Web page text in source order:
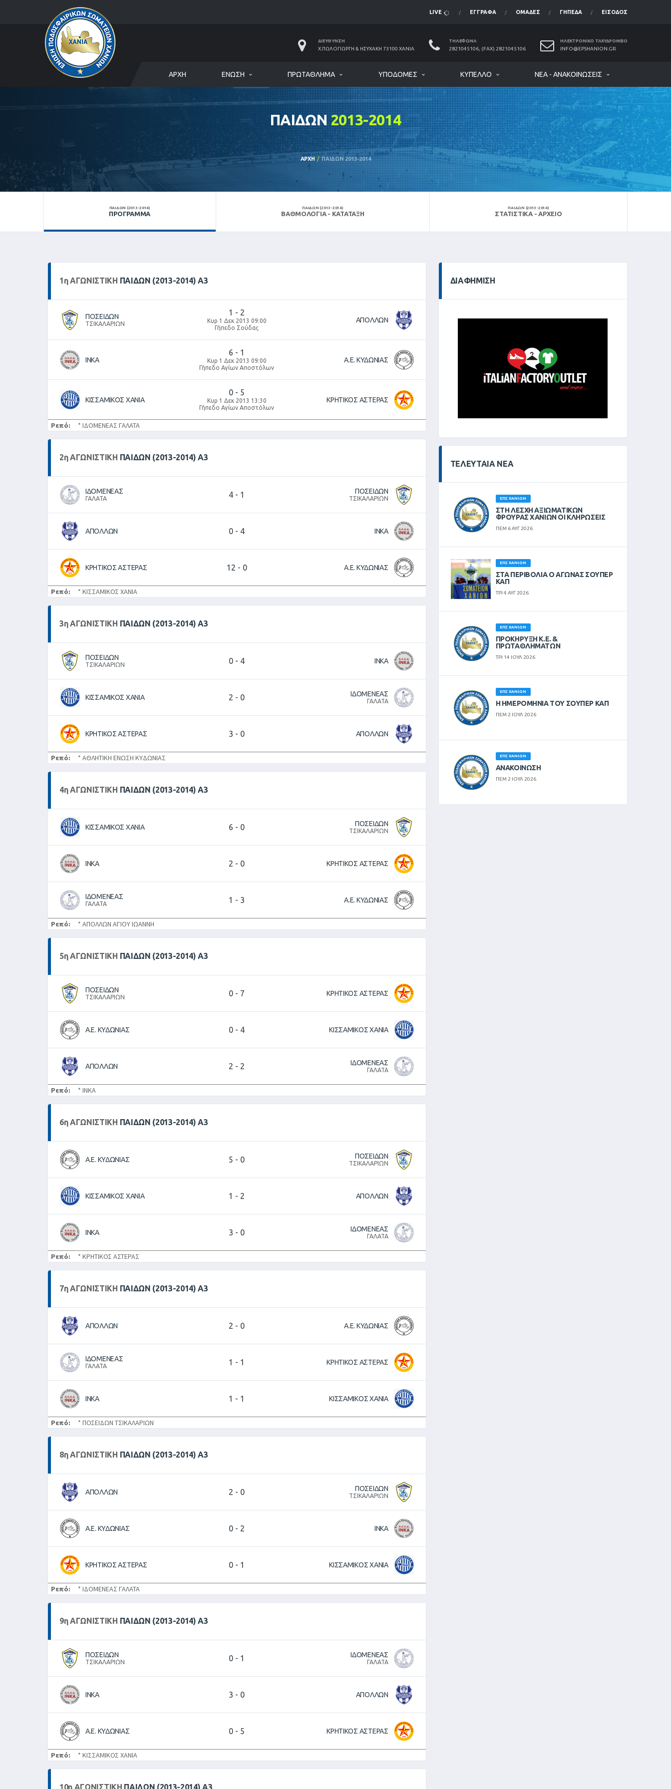
LIVE ΈΓΓΡΑΦΑ ΟΜΆΔΕΣ ΓΉΠΕΔΑ ΕΊΣΟΔΟΣ
ΔΙΕΎΘΥΝΣΗ
Χ.ΠΩΛΟΓΙΏΡΓΗ & ΗΣΥΧΆΚΗ 73100 ΧΑΝΙΆ
ΤΗΛΈΦΩΝΑ
2821045106, (FAX) 2821045106
ΗΛΕΚΤΡΟΝΙΚΌ ΤΑΧΥΔΡΟΜΕΊΟ
INFO@EPSHANION.GR
ΑΡΧΉ ΈΝΩΣΗ ΠΡΩΤΆΘΛΗΜΑ ΥΠΟΔΟΜΈΣ ΚΎΠΕΛΛΟ ΝΈΑ - ΑΝΑΚΟΙΝΏΣΕΙΣ
ΠΑΙΔΩΝ2013-2014
ΑΡΧΉ ΠΑΙΔΩΝ 2013-2014
ΠΑΙΔΩΝ (2013-2014)
ΠΡΌΓΡΑΜΜΑ
ΠΑΙΔΩΝ (2013-2014)
ΒΑΘΜΟΛΟΓΊΑ - ΚΑΤΆΤΑΞΗ
ΠΑΙΔΩΝ (2013-2014)
ΣΤΑΤΙΣΤΙΚΆ - ΑΡΧΕΊΟ
1ηΑΓΩΝΙΣΤΙΚΉ ΠΑΙΔΩΝ (2013-2014) Α3
ΠΟΣΕΙΔΩΝ
ΤΣΙΚΑΛΑΡΙΩΝ
1 - 2
Κυρ 1 Δεκ 2013 09:00
Γήπεδο Σούδας
ΑΠΟΛΛΩΝ
ΙΝΚΑ
6 - 1
Κυρ 1 Δεκ 2013 09:00
Γήπεδο Αγίων Αποστόλων
Α.Ε. ΚΥΔΩΝΙΑΣ
ΚΙΣΣΑΜΙΚΟΣ ΧΑΝΙΑ
0 - 5
Κυρ 1 Δεκ 2013 13:30
Γήπεδο Αγίων Αποστόλων
ΚΡΗΤΙΚΟΣ ΑΣΤΕΡΑΣ
Ρεπό: * ΙΔΟΜΕΝΕΑΣ ΓΑΛΑΤΑ
2ηΑΓΩΝΙΣΤΙΚΉ ΠΑΙΔΩΝ (2013-2014) Α3
ΙΔΟΜΕΝΕΑΣ
ΓΑΛΑΤΑ 4 - 1 ΠΟΣΕΙΔΩΝ
ΤΣΙΚΑΛΑΡΙΩΝ
ΑΠΟΛΛΩΝ 0 - 4 ΙΝΚΑ
ΚΡΗΤΙΚΟΣ ΑΣΤΕΡΑΣ 12 - 0 Α.Ε. ΚΥΔΩΝΙΑΣ
Ρεπό: * ΚΙΣΣΑΜΙΚΟΣ ΧΑΝΙΑ
3ηΑΓΩΝΙΣΤΙΚΉ ΠΑΙΔΩΝ (2013-2014) Α3
ΠΟΣΕΙΔΩΝ
ΤΣΙΚΑΛΑΡΙΩΝ 0 - 4 ΙΝΚΑ
ΚΙΣΣΑΜΙΚΟΣ ΧΑΝΙΑ 2 - 0 ΙΔΟΜΕΝΕΑΣ
ΓΑΛΑΤΑ
ΚΡΗΤΙΚΟΣ ΑΣΤΕΡΑΣ 3 - 0 ΑΠΟΛΛΩΝ
Ρεπό: * ΑΘΛΗΤΙΚΗ ΕΝΩΣΗ ΚΥΔΩΝΙΑΣ
4ηΑΓΩΝΙΣΤΙΚΉ ΠΑΙΔΩΝ (2013-2014) Α3
ΚΙΣΣΑΜΙΚΟΣ ΧΑΝΙΑ 6 - 0 ΠΟΣΕΙΔΩΝ
ΤΣΙΚΑΛΑΡΙΩΝ
ΙΝΚΑ 2 - 0 ΚΡΗΤΙΚΟΣ ΑΣΤΕΡΑΣ
ΙΔΟΜΕΝΕΑΣ
ΓΑΛΑΤΑ 1 - 3 Α.Ε. ΚΥΔΩΝΙΑΣ
Ρεπό: * ΑΠΟΛΛΩΝ ΑΓΙΟΥ ΙΩΑΝΝΗ
5ηΑΓΩΝΙΣΤΙΚΉ ΠΑΙΔΩΝ (2013-2014) Α3
ΠΟΣΕΙΔΩΝ
ΤΣΙΚΑΛΑΡΙΩΝ 0 - 7 ΚΡΗΤΙΚΟΣ ΑΣΤΕΡΑΣ
Α.Ε. ΚΥΔΩΝΙΑΣ 0 - 4 ΚΙΣΣΑΜΙΚΟΣ ΧΑΝΙΑ
ΑΠΟΛΛΩΝ 2 - 2 ΙΔΟΜΕΝΕΑΣ
ΓΑΛΑΤΑ
Ρεπό: * ΙΝΚΑ
6ηΑΓΩΝΙΣΤΙΚΉ ΠΑΙΔΩΝ (2013-2014) Α3
Α.Ε. ΚΥΔΩΝΙΑΣ 5 - 0 ΠΟΣΕΙΔΩΝ
ΤΣΙΚΑΛΑΡΙΩΝ
ΚΙΣΣΑΜΙΚΟΣ ΧΑΝΙΑ 1 - 2 ΑΠΟΛΛΩΝ
ΙΝΚΑ 3 - 0 ΙΔΟΜΕΝΕΑΣ
ΓΑΛΑΤΑ
Ρεπό: * ΚΡΗΤΙΚΟΣ ΑΣΤΕΡΑΣ
7ηΑΓΩΝΙΣΤΙΚΉ ΠΑΙΔΩΝ (2013-2014) Α3
ΑΠΟΛΛΩΝ 2 - 0 Α.Ε. ΚΥΔΩΝΙΑΣ
ΙΔΟΜΕΝΕΑΣ
ΓΑΛΑΤΑ 1 - 1 ΚΡΗΤΙΚΟΣ ΑΣΤΕΡΑΣ
ΙΝΚΑ 1 - 1 ΚΙΣΣΑΜΙΚΟΣ ΧΑΝΙΑ
Ρεπό: * ΠΟΣΕΙΔΩΝ ΤΣΙΚΑΛΑΡΙΩΝ
8ηΑΓΩΝΙΣΤΙΚΉ ΠΑΙΔΩΝ (2013-2014) Α3
ΑΠΟΛΛΩΝ 2 - 0 ΠΟΣΕΙΔΩΝ
ΤΣΙΚΑΛΑΡΙΩΝ
Α.Ε. ΚΥΔΩΝΙΑΣ 0 - 2 ΙΝΚΑ
ΚΡΗΤΙΚΟΣ ΑΣΤΕΡΑΣ 0 - 1 ΚΙΣΣΑΜΙΚΟΣ ΧΑΝΙΑ
Ρεπό: * ΙΔΟΜΕΝΕΑΣ ΓΑΛΑΤΑ
9ηΑΓΩΝΙΣΤΙΚΉ ΠΑΙΔΩΝ (2013-2014) Α3
ΠΟΣΕΙΔΩΝ
ΤΣΙΚΑΛΑΡΙΩΝ 0 - 1 ΙΔΟΜΕΝΕΑΣ
ΓΑΛΑΤΑ
ΙΝΚΑ 3 - 0 ΑΠΟΛΛΩΝ
Α.Ε. ΚΥΔΩΝΙΑΣ 0 - 5 ΚΡΗΤΙΚΟΣ ΑΣΤΕΡΑΣ
Ρεπό: * ΚΙΣΣΑΜΙΚΟΣ ΧΑΝΙΑ
10η ΑΓΩΝΙΣΤΙΚΉ ΠΑΙΔΩΝ (2013-2014) Α3
ΔΙΑΦΉΜΙΣΗ
ΤΕΛΕΥΤΑΊΑ ΝΈΑ
ΕΠΣ ΧΑΝΊΩΝ
ΣΤΗ ΛΈΣΧΗ ΑΞΙΩΜΑΤΙΚΏΝ
ΦΡΟΥΡΆΣ ΧΑΝΊΩΝ ΟΙ ΚΛΗΡΏΣΕΙΣ
ΠΕΜ 6 ΑΥΓ 2026
ΕΠΣ ΧΑΝΊΩΝ
ΣΤΑ ΠΕΡΙΒΟΛΙΑ Ο ΑΓΩΝΑΣ ΣΟΥΠΕΡ
ΚΑΠ
ΤΡΙ 4 ΑΥΓ 2026
ΕΠΣ ΧΑΝΊΩΝ
ΠΡΟΚΗΡΥΞΗ Κ.Ε. &
ΠΡΩΤΑΘΛΗΜΑΤΩΝ
ΤΡΙ 14 ΙΟΥΛ 2026
ΕΠΣ ΧΑΝΊΩΝ
Η ΗΜΕΡΟΜΗΝΙΑ ΤΟΥ ΣΟΥΠΕΡ ΚΑΠ
ΠΕΜ 2 ΙΟΥΛ 2026
ΕΠΣ ΧΑΝΊΩΝ
ΑΝΑΚΟΙΝΩΣΗ
ΠΕΜ 2 ΙΟΥΛ 2026